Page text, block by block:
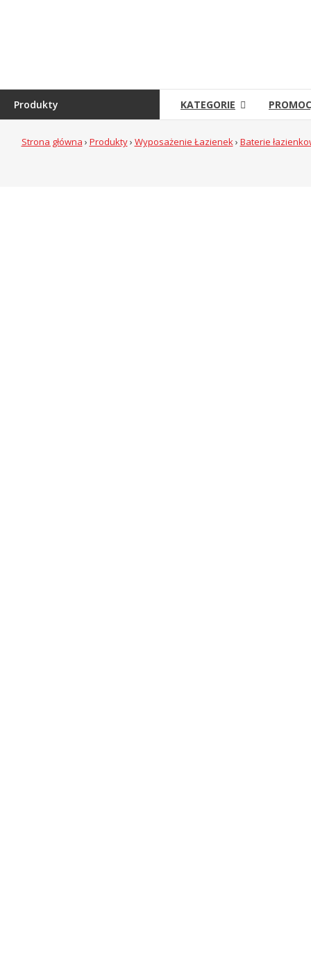
internetowy
Produkty KATEGORIE
Strona główna › Produkty› Wyposażenie Łazienek› Baterie